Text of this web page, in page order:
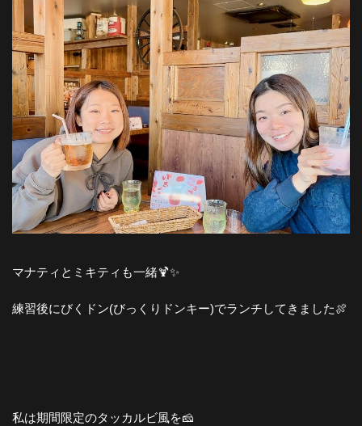
マナティとミキティも一緒🍹✨
練習後にびくドン(びっくりドンキー)でランチしてきました🍖
私は期間限定のタッカルビ風を🧀